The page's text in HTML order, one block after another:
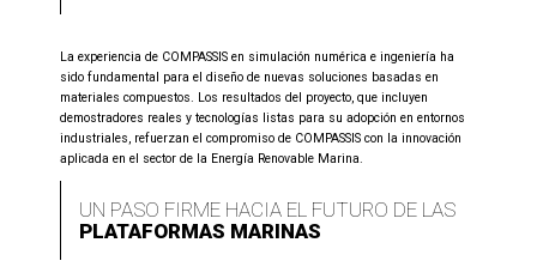
La experiencia de COMPASSIS en simulación numérica e ingeniería ha
sido fundamental para el diseño de nuevas soluciones basadas en
materiales compuestos. Los resultados del proyecto, que incluyen
demostradores reales y tecnologías listas para su adopción en entornos
industriales, refuerzan el compromiso de COMPASSIS con la innovación
aplicada en el sector de la Energía Renovable Marina.
UN PASO FIRME HACIA EL FUTURO DE LAS
PLATAFORMAS MARINAS